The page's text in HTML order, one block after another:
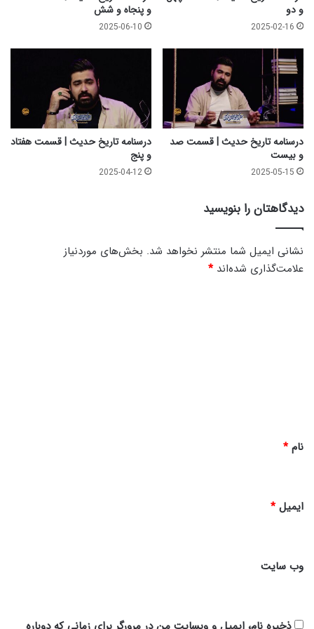
م
ل
و
ح
د
و
ن
ب
و
ت
و دو
2025-02-16
و پنجاه و شش
2025-06-10
درسنامه تاریخ حدیث | قسمت صد
و بیست
2025-05-15
درسنامه تاریخ حدیث | قسمت هفتاد
و پنج
2025-04-12
دیدگاهتان را بنویسید
نشانی ایمیل شما منتشر نخواهد شد. بخش‌های موردنیاز
علامت‌گذاری شده‌اند*
نام*
ایمیل*
وب‌ سایت